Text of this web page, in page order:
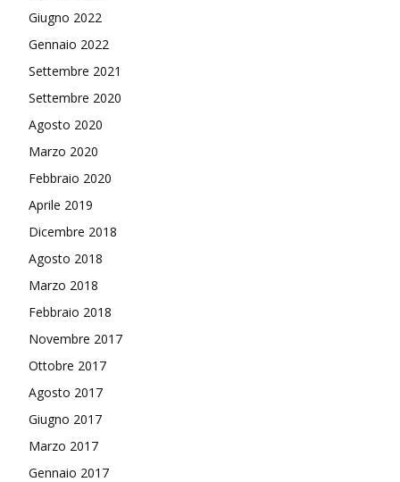
Giugno 2022
Gennaio 2022
Settembre 2021
Settembre 2020
Agosto 2020
Marzo 2020
Febbraio 2020
Aprile 2019
Dicembre 2018
Agosto 2018
Marzo 2018
Febbraio 2018
Novembre 2017
Ottobre 2017
Agosto 2017
Giugno 2017
Marzo 2017
Gennaio 2017